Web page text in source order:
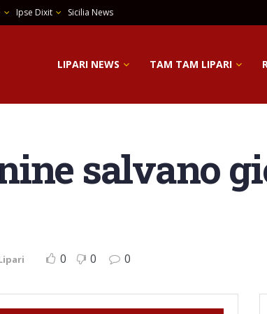
Ipse Dixit Sicilia News
LIPARI NEWS TAM TAM LIPARI
salvano
0 0 0